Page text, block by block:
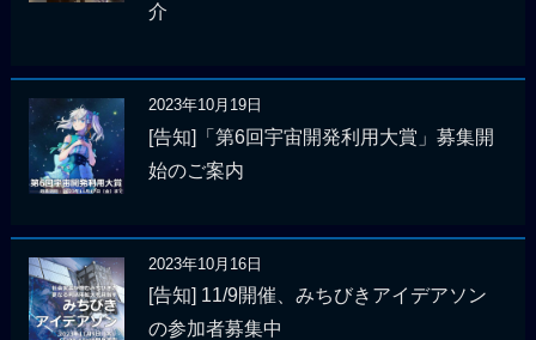
介
2023年10月19日
[告知]「第6回宇宙開発利用大賞」募集開
始のご案内
2023年10月16日
[告知] 11/9開催、みちびきアイデアソン
の参加者募集中